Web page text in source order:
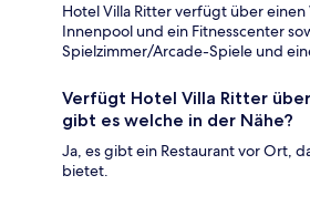
Hotel Villa Ritter verfügt über
Innenpool und ein Fitnesscenter
Spielzimmer/Arcade-Spiele und
Verfügt Hotel Villa Ritter
gibt es welche in der Nähe?
Ja, es gibt ein Restaurant vor Ort,
bietet.